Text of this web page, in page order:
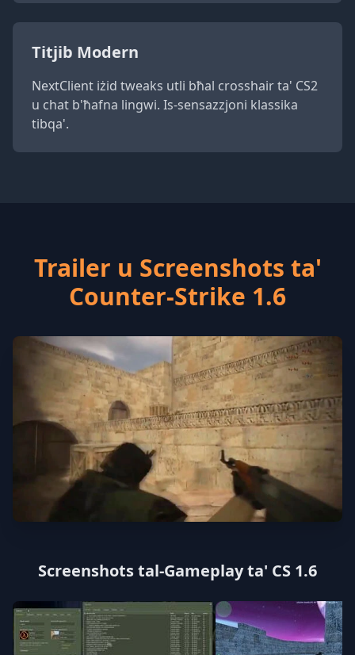
Titjib Modern
NextClient iżid tweaks utli bħal crosshair ta' CS2
u chat b'ħafna lingwi. Is-sensazzjoni klassika
tibqa'.
Trailer u Screenshots ta'
Counter-Strike 1.6
Screenshots tal-Gameplay ta' CS 1.6